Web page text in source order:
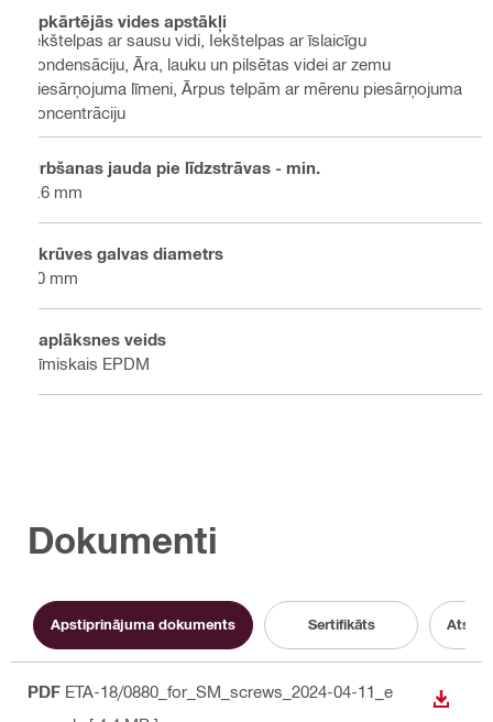
Apkārtējās vides apstākļi
Iekštelpas ar sausu vidi, Iekštelpas ar īslaicīgu
kondensāciju, Āra, lauku un pilsētas videi ar zemu
piesārņojuma līmeni, Ārpus telpām ar mērenu piesārņojuma
koncentrāciju
Urbšanas jauda pie līdzstrāvas - min.
2.6 mm
Skrūves galvas diametrs
10 mm
Paplāksnes veids
Ķīmiskais EPDM
Dokumenti
Apstiprinājuma dokuments Sertifikāts
PDF ETA-18/0880_for_SM_screws_2024-04-11_e